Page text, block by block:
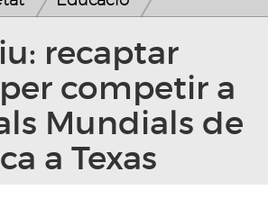
recaptar
competir a
Mundials de
a Texas